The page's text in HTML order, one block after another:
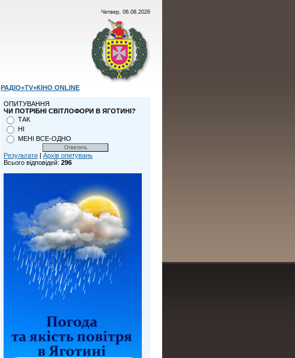
Четвер, 06.08.2026
РАДІО+TV+КІНО ONLINE
ОПИТУВАННЯ
ЧИ ПОТРІБНІ СВІТЛОФОРИ В ЯГОТИНІ?
ТАК
НІ
МЕНІ ВСЕ-ОДНО
Результати | Архів опитувань
Всього відповідей: 296